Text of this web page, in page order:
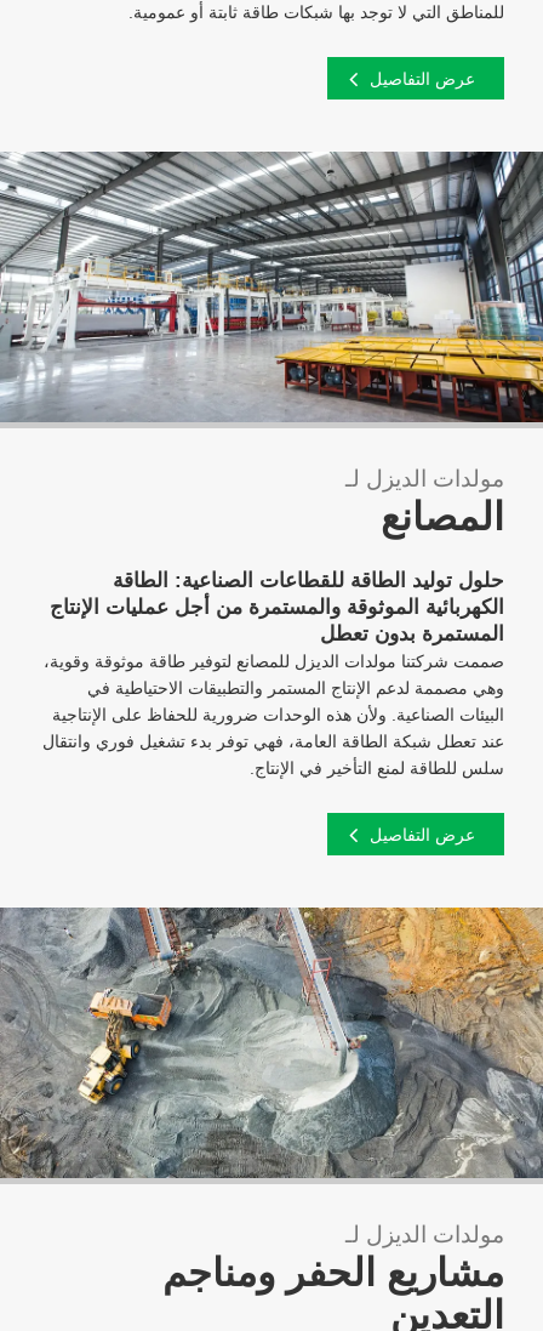
للمناطق التي لا توجد بها شبكات طاقة ثابتة أو عمومية.
عرض التفاصيل
مولدات الديزل لـ
المصانع
حلول توليد الطاقة للقطاعات الصناعية: الطاقة
الكهربائية الموثوقة والمستمرة من أجل عمليات الإنتاج
المستمرة بدون تعطل
صممت شركتنا مولدات الديزل للمصانع لتوفير طاقة موثوقة وقوية،
وهي مصممة لدعم الإنتاج المستمر والتطبيقات الاحتياطية في
البيئات الصناعية. ولأن هذه الوحدات ضرورية للحفاظ على الإنتاجية
عند تعطل شبكة الطاقة العامة، فهي توفر بدء تشغيل فوري وانتقال
سلس للطاقة لمنع التأخير في الإنتاج.
عرض التفاصيل
مولدات الديزل لـ
مشاريع الحفر ومناجم
التعدين